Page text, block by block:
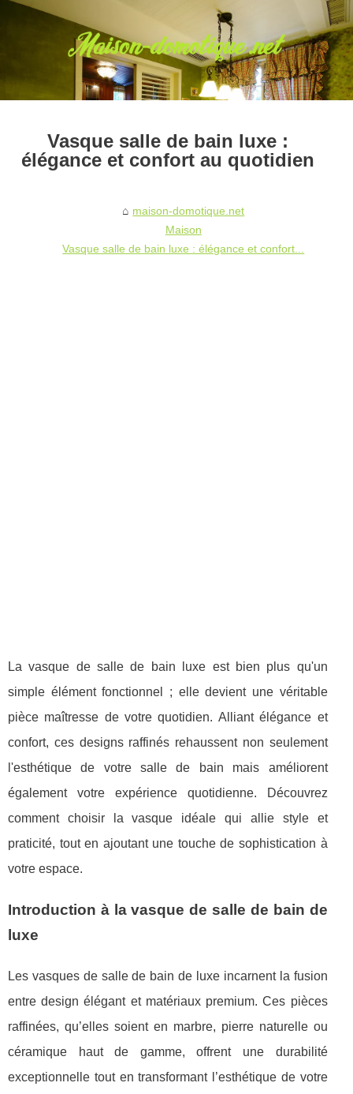
Vasque salle de bain luxe :
élégance et confort au quotidien
maison-domotique.net
Maison
Vasque salle de bain luxe : élégance et confort...
La vasque de salle de bain luxe est bien plus qu'un
simple élément fonctionnel ; elle devient une véritable
pièce maîtresse de votre quotidien. Alliant élégance et
confort, ces designs raffinés rehaussent non seulement
l'esthétique de votre salle de bain mais améliorent
également votre expérience quotidienne. Découvrez
comment choisir la vasque idéale qui allie style et
praticité, tout en ajoutant une touche de sophistication à
votre espace.
Introduction à la vasque de salle de bain de
luxe
Les vasques de salle de bain de luxe incarnent la fusion
entre design élégant et matériaux premium. Ces pièces
raffinées, qu’elles soient en marbre, pierre naturelle ou
céramique haut de gamme, offrent une durabilité
exceptionnelle tout en transformant l’esthétique de votre